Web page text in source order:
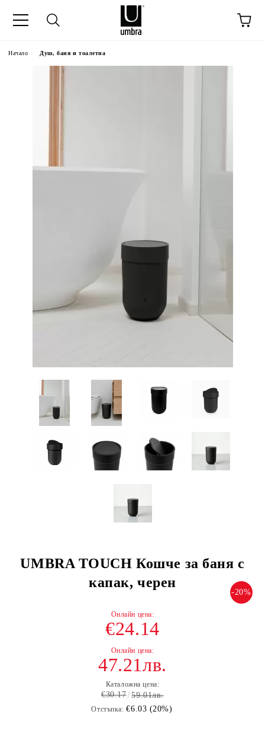
Начало Душ, баня и тоалетна
UMBRA TOUCH Кошче за баня с
капак, черен
-20%
€24.14
47.21лв.
Каталожна цена:
€30.17 59.01лв.
Отстъпка: €6.03 (20%)